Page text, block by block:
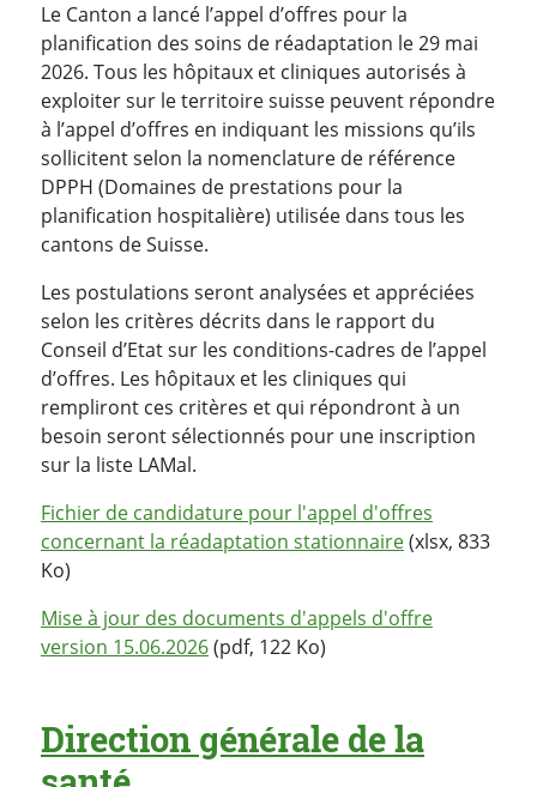
Le Canton a lancé l’appel d’offres pour la
planification des soins de réadaptation le 29 mai
2026. Tous les hôpitaux et cliniques autorisés à
exploiter sur le territoire suisse peuvent répondre
à l’appel d’offres en indiquant les missions qu’ils
sollicitent selon la nomenclature de référence
DPPH (Domaines de prestations pour la
planification hospitalière) utilisée dans tous les
cantons de Suisse.
Les postulations seront analysées et appréciées
selon les critères décrits dans le rapport du
Conseil d’Etat sur les conditions-cadres de l’appel
d’offres. Les hôpitaux et les cliniques qui
rempliront ces critères et qui répondront à un
besoin seront sélectionnés pour une inscription
sur la liste LAMal.
Fichier de candidature pour l'appel d'offres
concernant la réadaptation stationnaire(xlsx, 833
Ko)
Mise à jour des documents d'appels d'offre
version 15.06.2026(pdf, 122 Ko)
Direction générale de la